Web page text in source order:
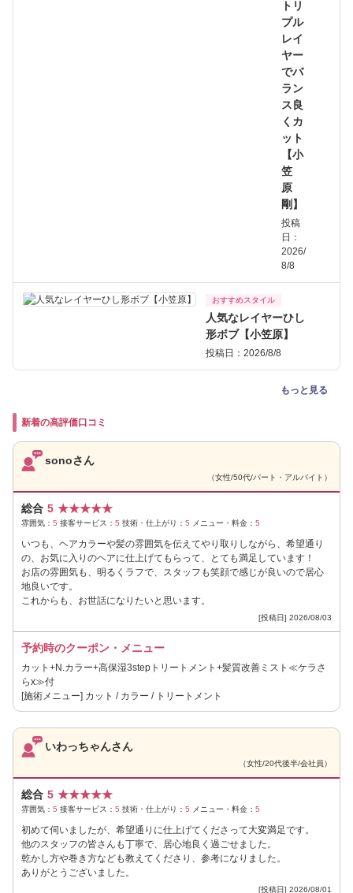
トリ
プル
レイ
ヤー
でバ
ラン
ス良
くカ
ット
【小
笠
原
剛】
投稿
日：
2026/
8/8
おすすめスタイル
人気なレイヤーひし
形ボブ【小笠原】
投稿日：2026/8/8
もっと見る
新着の高評価口コミ
sonoさん
（女性/50代/パート・アルバイト）
総合 5 ★★★★★
雰囲気： 5 接客サービス： 5 技術・仕上がり： 5 メニュー・料金： 5
いつも、ヘアカラーや髪の雰囲気を伝えてやり取りしながら、希望通り
の、お気に入りのヘアに仕上げてもらって、とても満足しています！
お店の雰囲気も、明るくラフで、スタッフも笑顔で感じが良いので居心
地良いです。
これからも、お世話になりたいと思います。
[投稿日] 2026/08/03
予約時のクーポン・メニュー
カット+N.カラー+高保湿3stepトリートメント+髪質改善ミスト≪ケラさ
らx≫付
[施術メニュー] カット / カラー / トリートメント
いわっちゃんさん
（女性/20代後半/会社員）
総合 5 ★★★★★
雰囲気： 5 接客サービス： 5 技術・仕上がり： 5 メニュー・料金： 5
初めて伺いましたが、希望通りに仕上げてくださって大変満足です。
他のスタッフの皆さんも丁寧で、居心地良く過ごせました。
乾かし方や巻き方なども教えてくださり、参考になりました。
ありがとうございました。
[投稿日] 2026/08/01